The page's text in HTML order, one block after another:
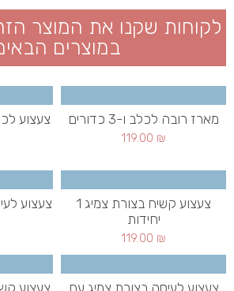
לקוחות שקנו את המוצר
במוצרים
מארז רובה לכלב ו-3 כדורים
119.00 ₪
צעצוע
צעצוע קשיח בצורת צמיג 1
יחידות
119.00 ₪
צעצוע